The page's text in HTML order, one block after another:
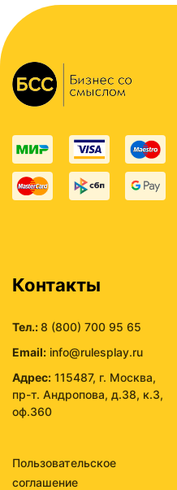
Контакты
Тел.:8 (800) 700 95 65
Email: info@rulesplay.ru
Адрес: 115487, г. Москва,
пр-т. Андропова, д.38, к.3,
оф.360
Пользовательское
соглашение